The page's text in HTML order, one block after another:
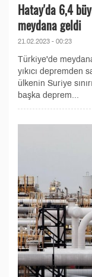
Hatay'da 6,4
meydana geldi
21.02.2023 - 00:23
Türkiye'de
yıkıcı depremden
ülkenin Suriye
başka deprem...